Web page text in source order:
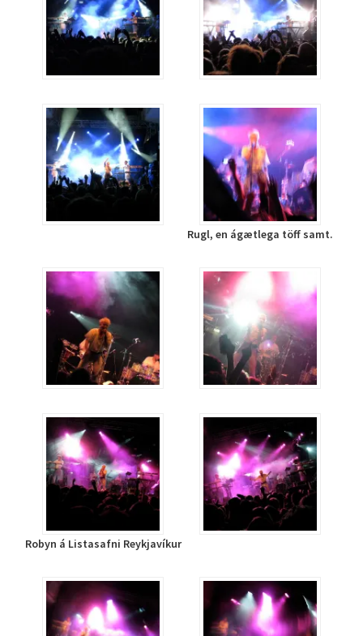
Rugl, en ágætlega töff samt.
Robyn á Listasafni Reykjavíkur